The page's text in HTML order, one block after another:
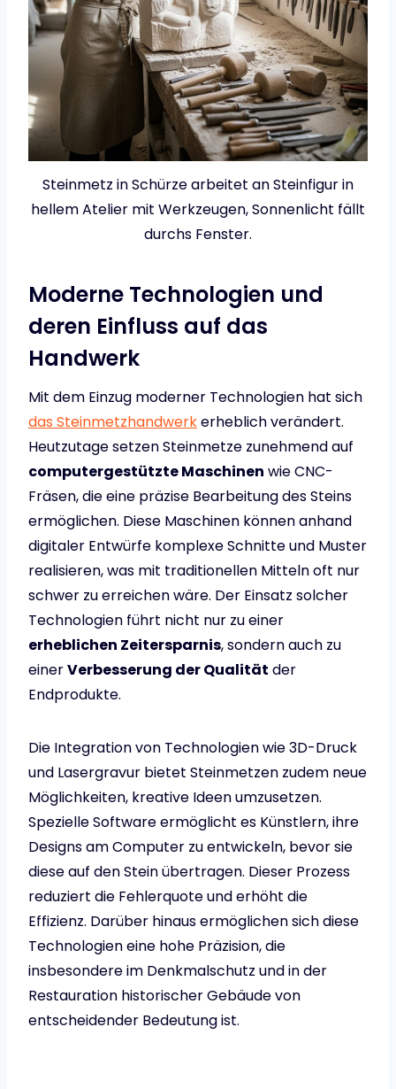
Steinmetz in Schürze arbeitet an Steinfigur in
hellem Atelier mit Werkzeugen, Sonnenlicht fällt
durchs Fenster.
Moderne Technologien und
deren Einfluss auf das
Handwerk
Mit dem Einzug moderner Technologien hat sich
das Steinmetzhandwerkerheblich verändert.
Heutzutage setzen Steinmetze zunehmend auf
computergestützte Maschinen wie CNC-
Fräsen, die eine präzise Bearbeitung des Steins
ermöglichen. Diese Maschinen können anhand
digitaler Entwürfe komplexe Schnitte und Muster
realisieren, was mit traditionellen Mitteln oft nur
schwer zu erreichen wäre. Der Einsatz solcher
Technologien führt nicht nur zu einer
erheblichen Zeitersparnis, sondern auch zu
einerVerbesserung der Qualität der
Endprodukte.
Die Integration von Technologien wie 3D-Druck
und Lasergravur bietet Steinmetzen zudem neue
Möglichkeiten, kreative Ideen umzusetzen.
Spezielle Software ermöglicht es Künstlern, ihre
Designs am Computer zu entwickeln, bevor sie
diese auf den Stein übertragen. Dieser Prozess
reduziert die Fehlerquote und erhöht die
Effizienz. Darüber hinaus ermöglichen sich diese
Technologien eine hohe Präzision, die
insbesondere im Denkmalschutz und in der
Restauration historischer Gebäude von
entscheidender Bedeutung ist.